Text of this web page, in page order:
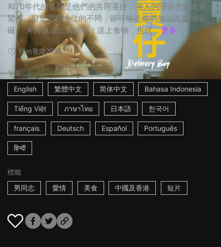
和70年代的音樂是他們的共同喜好，兩人的關係也因此更
緊密，但是階級地位的不同，卻可能是他們無法跨越的阻
礙。 ☆外送送出真感情！送上食物，也送... 更多
15m香港2019
字幕
English
繁體中文 简体中文 Bahasa Indonesia
Tiếng Việt ภาษาไทย 日本語 한국어
français Deutsch Español Português
हिन्दी
標籤
男同志
愛情 美食 中國及香港 短片